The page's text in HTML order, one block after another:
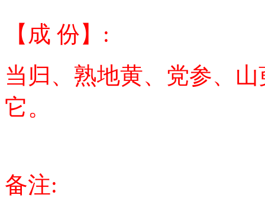
【成 份】:
当归、熟地黄、党参、
它。
备注: